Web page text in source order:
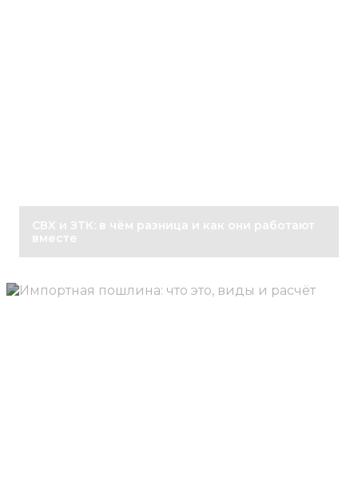
СВХ и ЗТК: в чём разница и как они работают
вместе